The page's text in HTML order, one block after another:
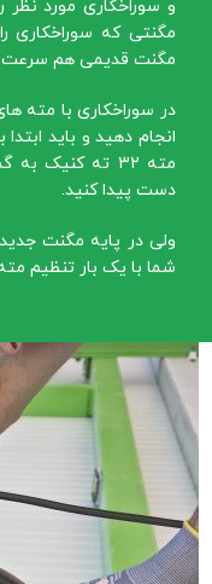
و سوراخکاری مورد نظر
مگنتی که سوراخکاری
مگنت قدیمی هم سرعت بالاتر تا ۳ الی ۴
دست پیدا کنید.
ولی در پایه مگنت
شما با یک بار تنظیم